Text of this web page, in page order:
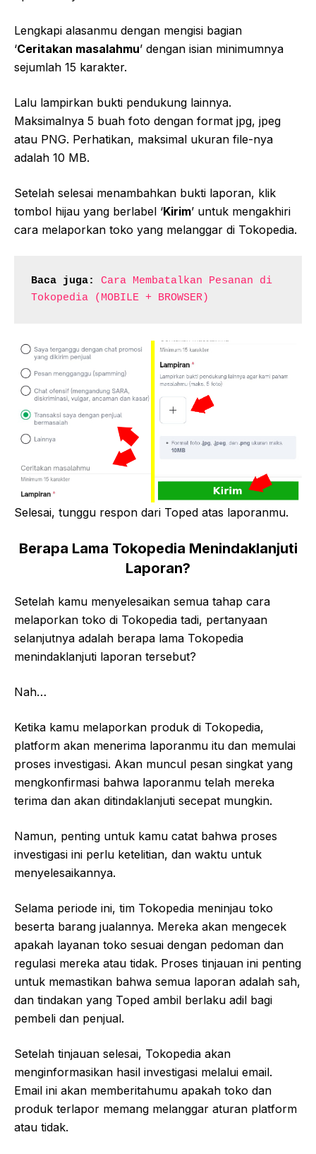
Lengkapi alasanmu dengan mengisi bagian
‘Ceritakan masalahmu’ dengan isian minimumnya
sejumlah 15 karakter.
Lalu lampirkan bukti pendukung lainnya.
Maksimalnya 5 buah foto dengan format jpg, jpeg
atau PNG. Perhatikan, maksimal ukuran file-nya
adalah 10 MB.
Setelah selesai menambahkan bukti laporan, klik
tombol hijau yang berlabel ‘Kirim’ untuk mengakhiri
cara melaporkan toko yang melanggar di Tokopedia.
Baca juga:
Cara Membatalkan Pesanan di
Tokopedia (MOBILE + BROWSER)
Selesai, tunggu respon dari Toped atas laporanmu.
Berapa Lama Tokopedia Menindaklanjuti
Laporan?
Setelah kamu menyelesaikan semua tahap cara
melaporkan toko di Tokopedia tadi, pertanyaan
selanjutnya adalah berapa lama Tokopedia
menindaklanjuti laporan tersebut?
Nah…
Ketika kamu melaporkan produk di Tokopedia,
platform akan menerima laporanmu itu dan memulai
proses investigasi. Akan muncul pesan singkat yang
mengkonfirmasi bahwa laporanmu telah mereka
terima dan akan ditindaklanjuti secepat mungkin.
Namun, penting untuk kamu catat bahwa proses
investigasi ini perlu ketelitian, dan waktu untuk
menyelesaikannya.
Selama periode ini, tim Tokopedia meninjau toko
beserta barang jualannya. Mereka akan mengecek
apakah layanan toko sesuai dengan pedoman dan
regulasi mereka atau tidak. Proses tinjauan ini penting
untuk memastikan bahwa semua laporan adalah sah,
dan tindakan yang Toped ambil berlaku adil bagi
pembeli dan penjual.
Setelah tinjauan selesai, Tokopedia akan
menginformasikan hasil investigasi melalui email.
Email ini akan memberitahumu apakah toko dan
produk terlapor memang melanggar aturan platform
atau tidak.